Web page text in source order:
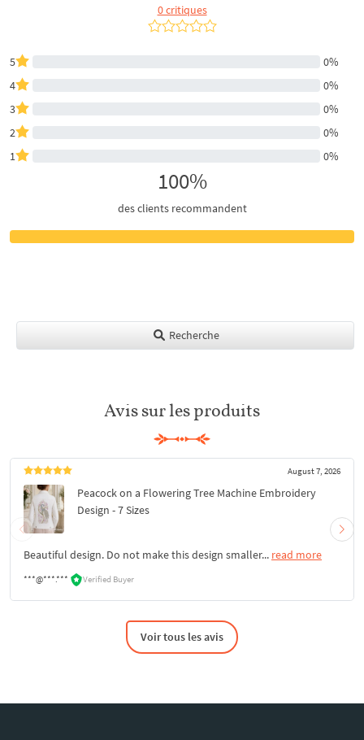
0 critiques
5
0%
4
0%
3
0%
2
0%
1
0%
100%
des clients recommandent
Recherche
Avis sur les produits
August 7, 2026
Peacock on a Flowering Tree Machine Embroidery
Design - 7 Sizes
Beautiful design. Do not make this design smaller... read more
***@***.*** Verified Buyer
Voir tous les avis